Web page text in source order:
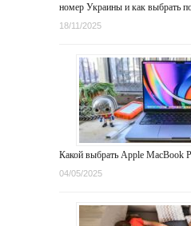
номер Украины и как выбрать
18/11/2025
Какой выбрать Apple MacBook
04/05/2025